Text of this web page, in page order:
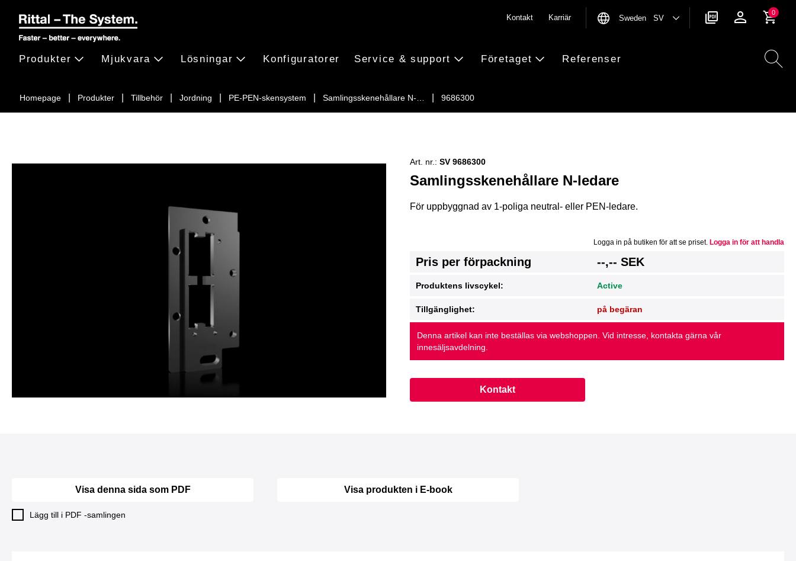
Homepage Produkter Tillbehör Jordning PE-PEN-skensystem Samlingsskenehållare N-… 9686300
Produkter Mjukvara Lösningar Konfiguratorer Service & support Företaget Referenser
Kontakt Karriär Sweden SV
0
Samlingsskenehållare N-ledare
Art. nr.: SV 9686300
För uppbyggnad av 1-poliga neutral- eller PEN-ledare.
Logga in på butiken för att se priset. Logga in för att handla
Pris per förpackning --,-- SEK
Produktens livscykel: Active
Tillgänglighet: på begäran
Denna artikel kan inte beställas via webshoppen. Vid intresse, kontakta gärna vår
innesäljsavdelning.
Kontakt
Visa denna sida som PDF
Lägg till i PDF -samlingen
Visa produkten i E-book